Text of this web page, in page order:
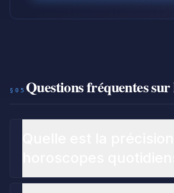
§05 Questions fréquentes